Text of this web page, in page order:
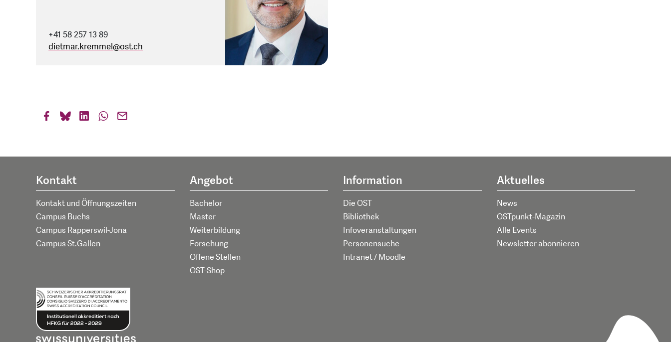
+41 58 257 13 89
dietmar.kremmel@ost.ch
Kontakt
Kontakt und Öffnungszeiten
Campus Buchs
Campus Rapperswil-Jona
Campus St.Gallen
Angebot
Bachelor
Master
Weiterbildung
Forschung
Offene Stellen
OST-Shop
Information
Die OST
Bibliothek
Infoveranstaltungen
Personensuche
Intranet / Moodle
Aktuelles
News
OSTpunkt-Magazin
Alle Events
Newsletter abonnieren